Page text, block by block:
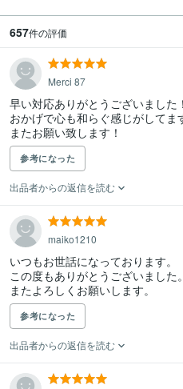
657件の評価
Merci 87
早い対応ありがとうございました！
おかげで心も和らぐ感じがしてま
またお願い致します！
参考になった
出品者からの返信を読む
maiko1210
いつもお世話になっております。
この度もありがとうございました。
またよろしくお願いします。
参考になった
出品者からの返信を読む